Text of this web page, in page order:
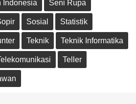
Indonesia Seni Rupa
Sosial Statistik
Teknik Teknik Informatika
Teller